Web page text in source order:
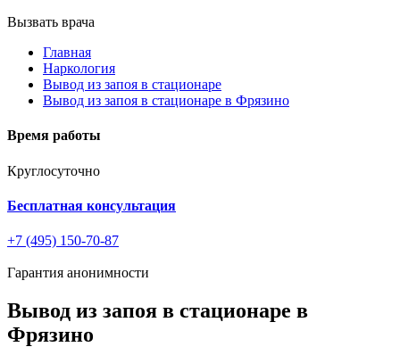
Вызвать врача
Главная
Наркология
Вывод из запоя в стационаре
Вывод из запоя в стационаре в Фрязино
Время работы
Круглосуточно
Бесплатная консультация
+7 (495) 150-70-87
Гарантия анонимности
Вывод из запоя в стационаре в
Фрязино